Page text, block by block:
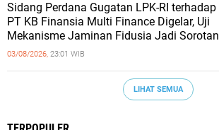
Sidang Perdana Gugatan LPK-RI terhadap
PT KB Finansia Multi Finance Digelar, Uji
Mekanisme Jaminan Fidusia Jadi Sorotan
03/08/2026, 23:01 WIB
LIHAT SEMUA